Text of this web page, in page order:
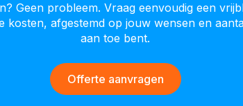
Geen probleem. Vraag eenvoudig een
kosten, afgestemd op jouw wensen en
aan toe bent.
Offerte aanvragen